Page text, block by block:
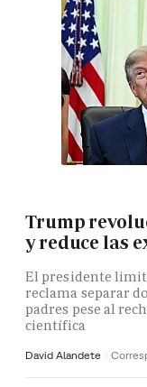
Trump
y reduce las
El presidente
reclama separar
padres pese al
científica
David Alandete